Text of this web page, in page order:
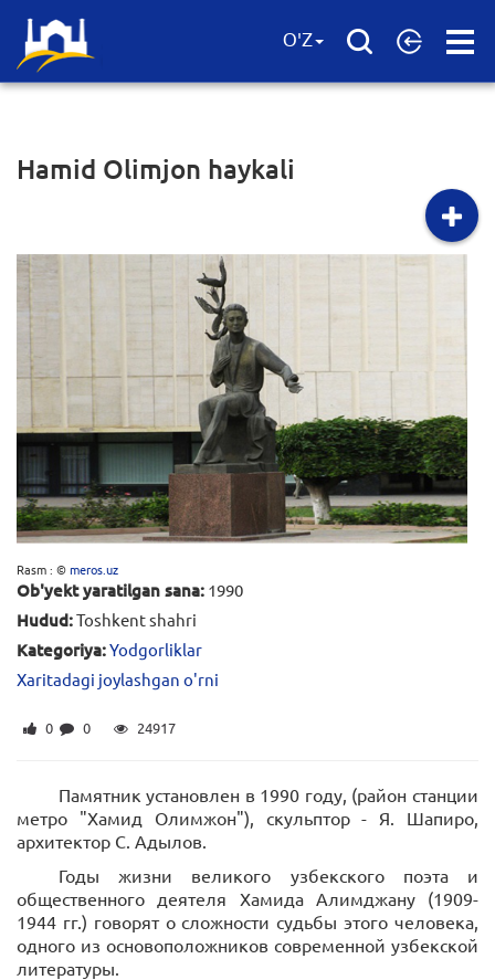
Open
O'Z
Hamid Olimjon haykali
Rasm : ©meros.uz
Ob'yekt yaratilgan sana: 1990
Hudud:Toshkent shahri
Kategoriya:Yodgorliklar
Xaritadagi joylashgan o'rni
0 0 24917
Памятник установлен в 1990 году, (район станции
метро "Хамид Олимжон"), скульптор - Я. Шапиро,
архитектор С. Адылов.
Годы жизни великого узбекского поэта и
общественного деятеля Хамида Алимджану (1909-
1944 гг.) говорят о сложности судьбы этого человека,
одного из основоположников современной узбекской
литературы.